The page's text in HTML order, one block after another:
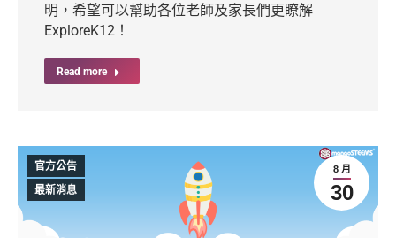
明，希望可以幫助各位老師及家長們更瞭解
ExploreK12！
Read more
8 月
30
官方公告
最新消息